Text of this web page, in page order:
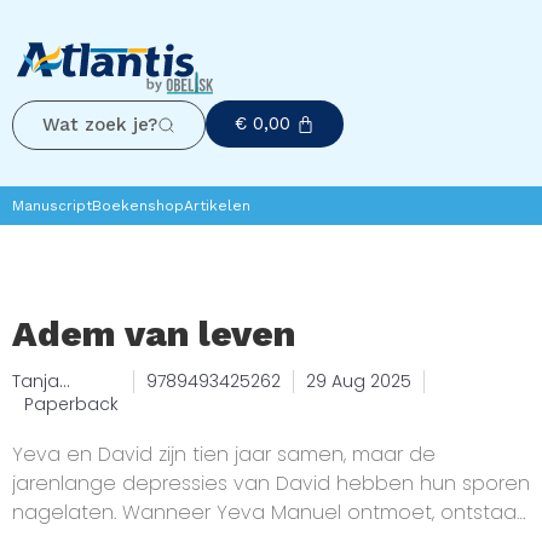
Wat zoek je? € 0,00
ManuscriptBoekenshopArtikelen
Adem van leven
Tanja
Huissoon
9789493425262
29 Aug 2025
Paperback
Yeva en David zijn tien jaar samen, maar de
jarenlange depressies van David hebben hun sporen
nagelaten. Wanneer Yeva Manuel ontmoet, ontstaat